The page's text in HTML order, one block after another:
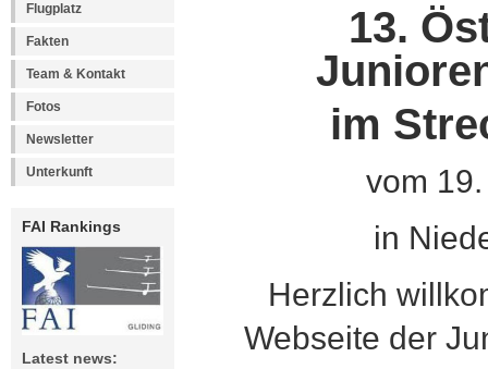
Flugplatz
Fakten
Team & Kontakt
Fotos
Newsletter
Unterkunft
FAI Rankings
Latest news:
13.
im
vom
in
Herzlich
Webseite der